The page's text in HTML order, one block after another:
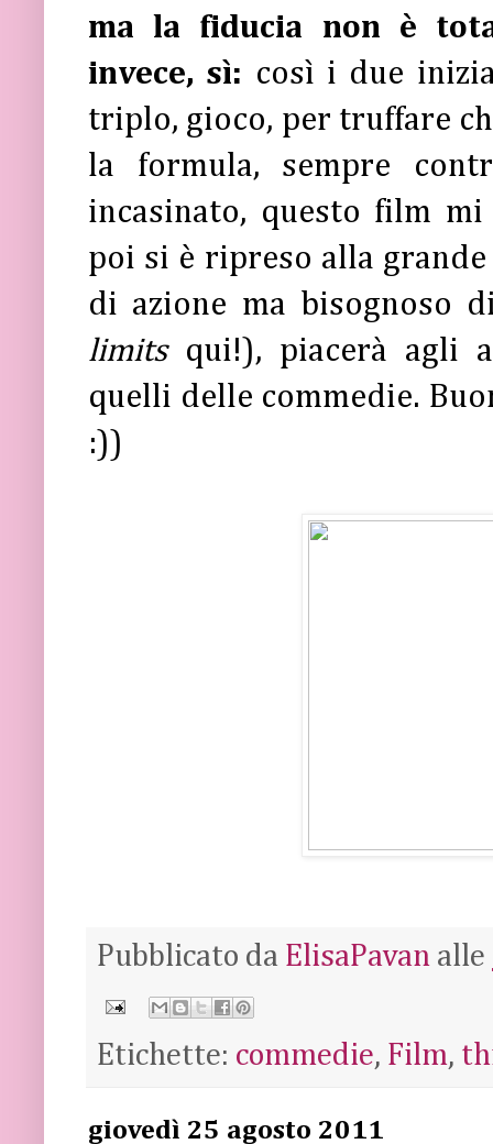
ma la fiducia non è
invece, sì: così i due
triplo, gioco, per truffare
la formula, sempre
incasinato, questo film
poi si è ripreso alla
di azione ma bisognoso
limitsqui!), piacerà agli
quelli delle commedie.
:))
Pubblicato da ElisaPavan alle
Etichette: commedie, Film,
giovedì 25 agosto 2011